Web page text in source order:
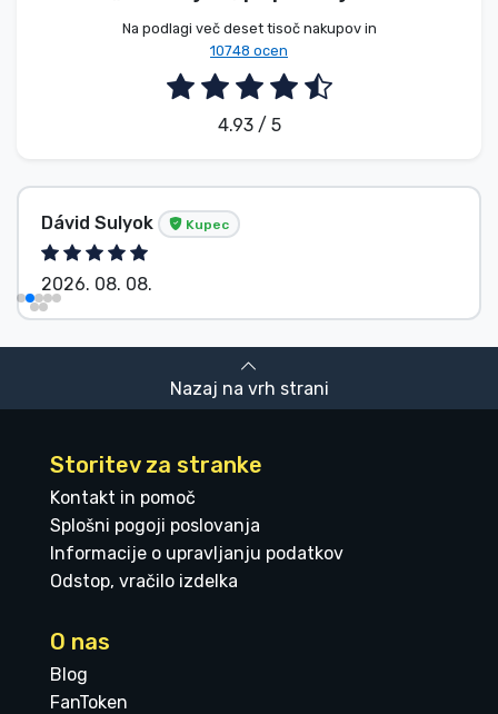
Na podlagi več deset tisoč nakupov in
10748 ocen
4.93 / 5
Dávid Sulyok Kupec
2026. 08. 08.
Nazaj na vrh strani
Storitev za stranke
Kontakt in pomoč
Splošni pogoji poslovanja
Informacije o upravljanju podatkov
Odstop, vračilo izdelka
O nas
Blog
FanToken